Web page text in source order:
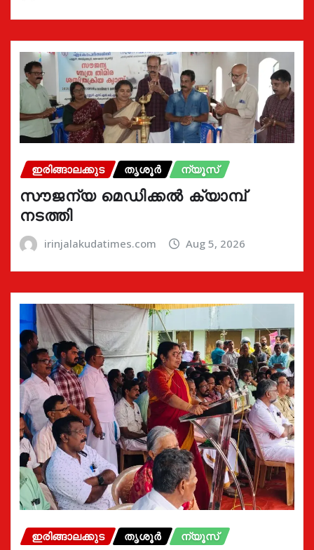
ഇരിങ്ങാലക്കുട തൃശൂർ ന്യൂസ്
സൗജന്യ മെഡിക്കൽ ക്യാമ്പ്
നടത്തി
irinjalakudatimes.com Aug 5, 2026
ഇരിങ്ങാലക്കുട തൃശൂർ ന്യൂസ്